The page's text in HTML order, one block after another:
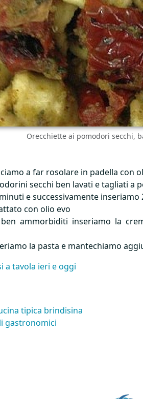
Orecchiette ai pomodori secchi,
a far rosolare in padella con
secchi ben lavati e tagliati a
e successivamente
con olio evo
ammorbiditi inseriamo la
la pasta e mantechiamo
a tavola ieri e oggi
tipica brindisina
gastronomici